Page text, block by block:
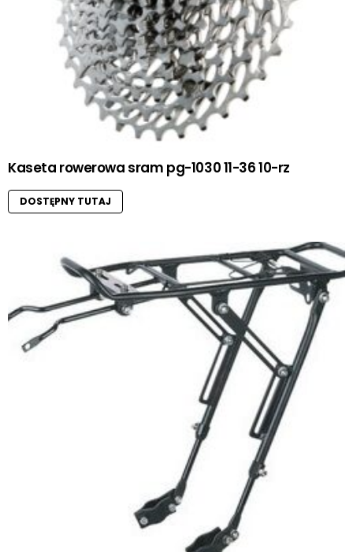
Kaseta rowerowa sram pg-1030 11-36 10-rz
DOSTĘPNY TUTAJ